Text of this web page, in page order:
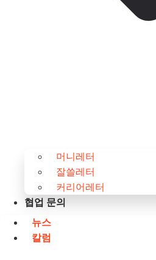
머니레터
잘쓸레터
커리어레터
협업 문의
뉴스
칼럼